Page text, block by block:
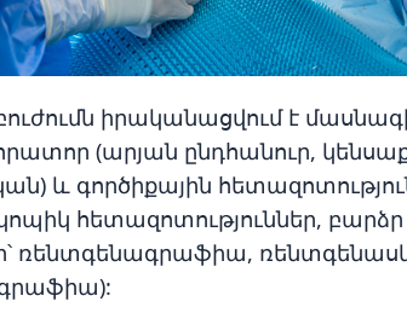
իրականացվում է
(արյան ընդհանուր,
և գործիքային
հետազոտություններ,
ռենտգենագրաֆիա,